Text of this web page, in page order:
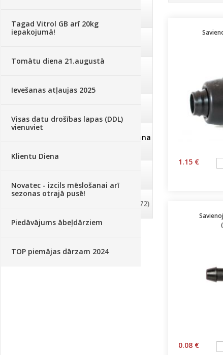
Tagad Vitrol GB arī 20kg
iepakojumā!
Tomātu diena 21.augustā
Ievešanas atļaujas 2025
Visas datu drošības lapas (DDL)
vienuviet
Klientu Diena
Novatec - izcils mēslošanai arī
sezonas otrajā pusē!
Piedāvājums ābeļdārziem
TOP piemājas dārzam 2024
Dezinfekcija, tīrīšana, mazgāšana
(72)
1.15 €
0.08 €